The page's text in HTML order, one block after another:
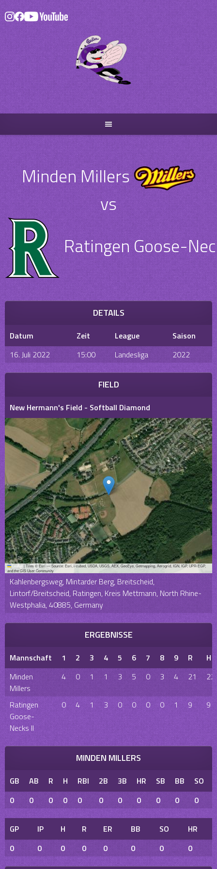
Skip
to
content
Minden Millers
vs
Ratingen Goose-
DETAILS
Datum Zeit League
Saison
16. Juli 2022
15:00 Landesliga 2022
FIELD
New Hermann's Field - Softball Diamond
Leaflet |Tiles © Esri — Source: Esri, i-cubed, USDA, USGS, AEX, GeoEye, Getmapping, Aerogrid, IGN, IGP, UPR-EGP,
and the GIS User Community
Kahlenbergsweg, Mintarder Berg, Breitscheid,
Lintorf/Breitscheid, Ratingen, Kreis Mettmann, North Rhine-
Westphalia, 40885, Germany
ERGEBNISSE
Mannschaft 1 2 3 4 5 6 7 8 9 R
H
Minden
Millers
4 0 1 1 3 5 0 3 4 21 22
Ratingen
Goose-
Necks II
0 4 1 3 0 0 0 0 1 9 9
MINDEN MILLERS
GB AB R H RBI 2B 3B HR SB BB SO
0
0 0 0 0 0 0 0 0 0 0
GP IP H R ER BB SO
HR
0
0 0 0 0 0 0 0